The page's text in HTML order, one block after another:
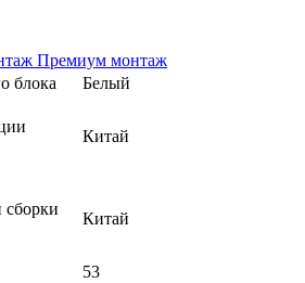
Премиум монтаж
блока
Белый
Китай
сборки
Китай
53